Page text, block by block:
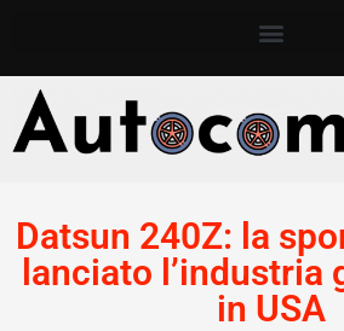
Datsun 240Z: la
lanciato l’industria
in USA